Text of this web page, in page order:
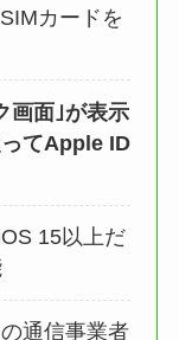
カードを
画面｣が表示
てApple ID
15以上だ
通信事業者